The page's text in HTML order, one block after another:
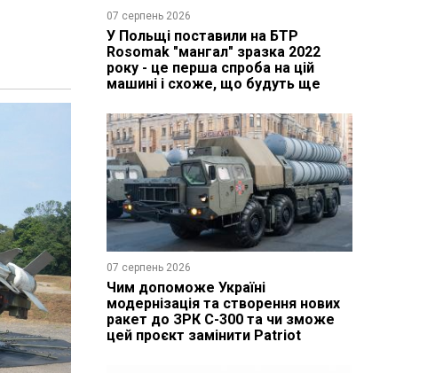
07 серпень 2026
У Польщі поставили на БТР
Rosomak "мангал" зразка 2022
року - це перша спроба на цій
машині і схоже, що будуть ще
07 серпень 2026
Чим допоможе Україні
модернізація та створення нових
ракет до ЗРК С-300 та чи зможе
цей проєкт замінити Patriot